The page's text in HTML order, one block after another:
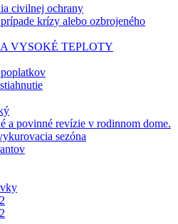
civilnej ochrany
krízy alebo ozbrojeného
VYSOKÉ TEPLOTY
a povinné revízie v rodinnom dome.
sezóna